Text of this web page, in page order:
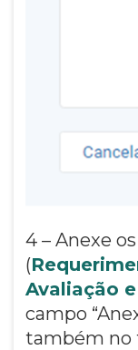
4 – Anexe
(
Avaliação
campo
também no